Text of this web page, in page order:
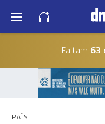
Faltam 63
PAÍS